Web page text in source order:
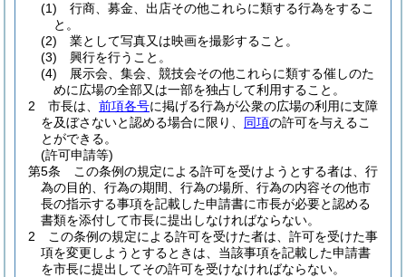
(1)
行商、募金、出店その他これらに類する行為をするこ
と。
(2)
業として写真又は映画を撮影すること。
(3)
興行を行うこと。
(4)
展示会、集会、競技会その他これらに類する催しのた
めに広場の全部又は一部を独占して利用すること。
2
市長は、 前項各号に掲げる行為が公衆の広場の利用に支障
を及ぼさないと認める場合に限り、 同項の許可を与えるこ
とができる。
(許可申請等)
第5条
この条例の規定による許可を受けようとする者は、行
為の目的、行為の期間、行為の場所、行為の内容その他市
長の指示する事項を記載した申請書に市長が必要と認める
書類を添付して市長に提出しなければならない。
2
この条例の規定による許可を受けた者は、許可を受けた事
項を変更しようとするときは、当該事項を記載した申請書
を市長に提出してその許可を受けなければならない。